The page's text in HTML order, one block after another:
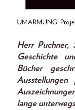
UMARMUNG.
Herr Puchner,
Geschichte
Bücher
lange